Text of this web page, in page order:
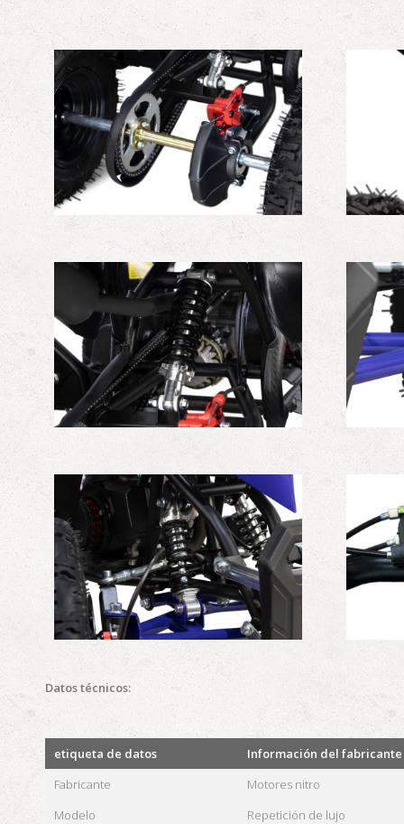
Datos técnicos:
etiqueta de datos
Información del fabricante
Fabricante
Motores nitro
Modelo
Repetición de lujo